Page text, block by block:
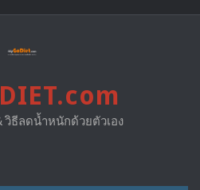
วิธีลดน้ำหนักด้วยตัวเอง